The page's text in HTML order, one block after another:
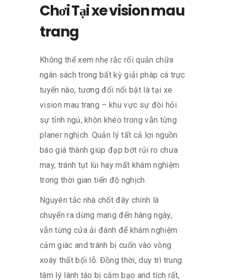
Chơi Tại xe vision mau
trang
Không thể xem nhẹ rắc rối quản chữa
ngân sách trong bất kỳ giải pháp cá trực
tuyến nào, tương đối nổi bật là tại xe
vision mau trang – khu vực sự đòi hỏi
sự tỉnh ngủ, khôn khéo trong vẫn từng
planer nghịch. Quản lý tất cả lợi nguồn
báo giá thành giúp đạp bớt rủi ro chưa
may, tránh tụt lùi hay mất khám nghiệm
trong thời gian tiến độ nghịch.
Nguyên tắc nhà chốt đây chính là
chuyển ra dừng mang đến hàng ngày,
vẫn từng cửa ải đánh để khám nghiệm
cảm giác and tránh bị cuốn vào vòng
xoáy thất bộ́i lỗ. Đồng thời, duy trì trung
tâm lý lành táo bị cắm bạo and tích rất,